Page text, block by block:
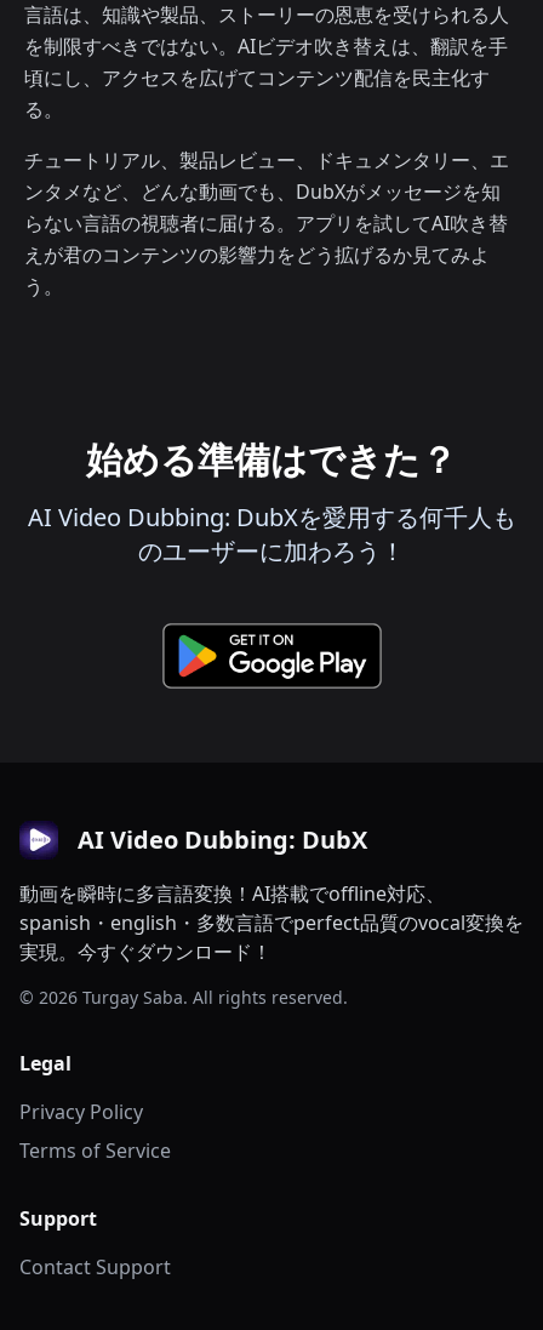
言語は、知識や製品、ストーリーの恩恵を受けられる人
を制限すべきではない。AIビデオ吹き替えは、翻訳を手
頃にし、アクセスを広げてコンテンツ配信を民主化す
る。
チュートリアル、製品レビュー、ドキュメンタリー、エ
ンタメなど、どんな動画でも、DubXがメッセージを知
らない言語の視聴者に届ける。アプリを試してAI吹き替
えが君のコンテンツの影響力をどう拡げるか見てみよ
う。
始める準備はできた？
AI Video Dubbing: DubXを愛用する何千人も
のユーザーに加わろう！
AI Video Dubbing: DubX
動画を瞬時に多言語変換！AI搭載でoffline対応、
spanish・english・多数言語でperfect品質のvocal変換を
実現。今すぐダウンロード！
© 2026 Turgay Saba. All rights reserved.
Legal
Privacy Policy
Terms of Service
Support
Contact Support